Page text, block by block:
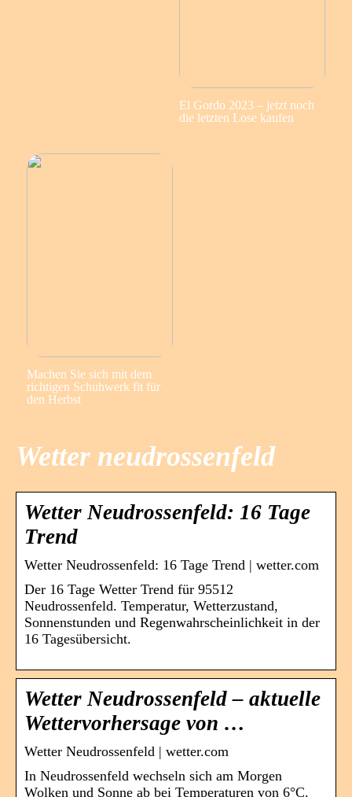
El Gordo 2023 – jetzt noch
die letzten Lose kaufen
Machen Sie sich mit dem
richtigen Schuhwerk fit für
den Herbst
Wetter neudrossenfeld
Wetter Neudrossenfeld: 16 Tage
Trend
Wetter Neudrossenfeld: 16 Tage Trend | wetter.com
Der 16 Tage Wetter Trend für 95512
Neudrossenfeld. Temperatur, Wetterzustand,
Sonnenstunden und Regenwahrscheinlichkeit in der
16 Tagesübersicht.
Wetter Neudrossenfeld – aktuelle
Wettervorhersage von …
Wetter Neudrossenfeld | wetter.com
In Neudrossenfeld wechseln sich am Morgen
Wolken und Sonne ab bei Temperaturen von 6°C.